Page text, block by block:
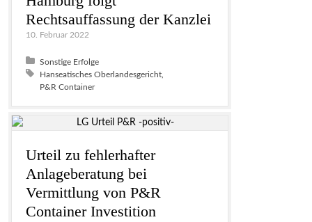
Rechtsauffassung der Kanzlei
10. Februar 2022
Posted in:
Sonstige Erfolge
Tagged with:
Hanseatisches Oberlandesgericht
P&R Container
Urteil zu fehlerhafter
Anlageberatung bei
Vermittlung von P&R
Container Investition